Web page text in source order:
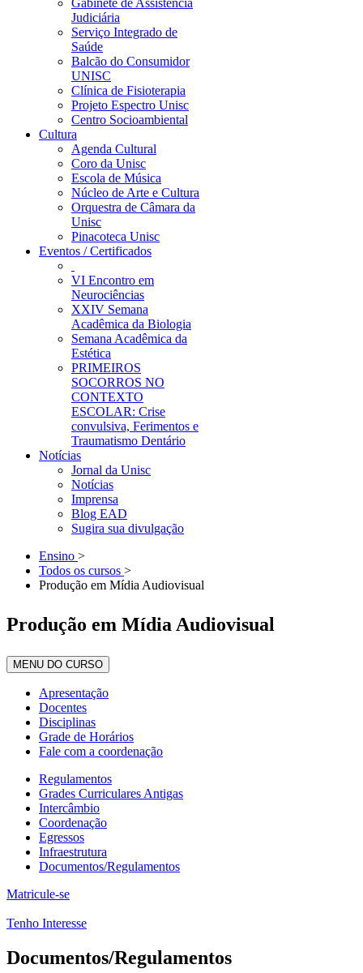
Gabinete de Assistência
Judiciária
Serviço Integrado de
Saúde
Balcão do Consumidor
UNISC
Clínica de Fisioterapia
Projeto Espectro Unisc
Centro Socioambiental
Cultura
Agenda Cultural
Coro da Unisc
Escola de Música
Núcleo de Arte e Cultura
Orquestra de Câmara da
Unisc
Pinacoteca Unisc
Eventos / Certificados
VI Encontro em
Neurociências
XXIV Semana
Acadêmica da Biologia
Semana Acadêmica da
Estética
PRIMEIROS
SOCORROS NO
CONTEXTO
ESCOLAR: Crise
convulsiva, Ferimentos e
Traumatismo Dentário
Notícias
Jornal da Unisc
Notícias
Imprensa
Blog EAD
Sugira sua divulgação
Ensino >
Todos os cursos >
Produção em Mídia Audiovisual
Produção em Mídia Audiovisual
MENU DO CURSO
Apresentação
Docentes
Disciplinas
Grade de Horários
Fale com a coordenação
Regulamentos
Grades Curriculares Antigas
Intercâmbio
Coordenação
Egressos
Infraestrutura
Documentos/Regulamentos
Matricule-se
Tenho Interesse
Documentos/Regulamentos